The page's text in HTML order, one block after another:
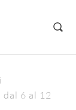
6 al 12